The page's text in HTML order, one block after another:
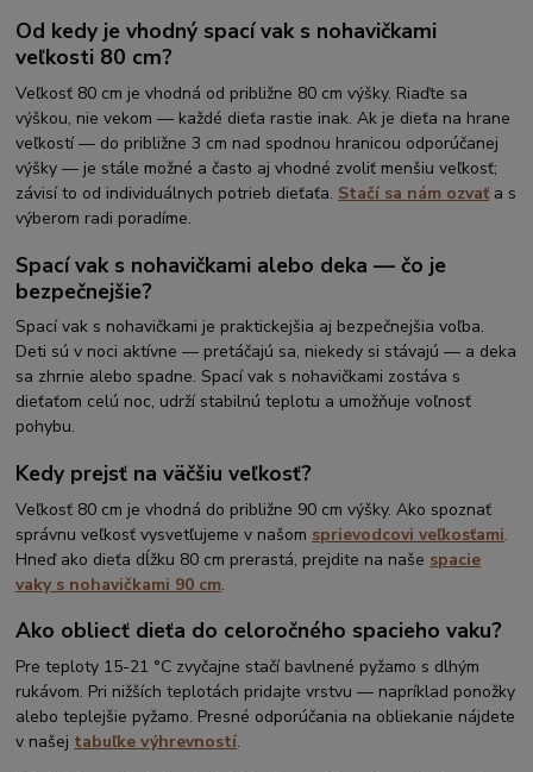
Od kedy je vhodný spací vak s nohavičkami
veľkosti 80 cm?
Veľkosť 80 cm je vhodná od približne 80 cm výšky. Riaďte sa
výškou, nie vekom — každé dieťa rastie inak. Ak je dieťa na hrane
veľkostí — do približne 3 cm nad spodnou hranicou odporúčanej
výšky — je stále možné a často aj vhodné zvoliť menšiu veľkosť;
závisí to od individuálnych potrieb dieťaťa. Stačí sa nám ozvaťa s
výberom radi poradíme.
Spací vak s nohavičkami alebo deka — čo je
bezpečnejšie?
Spací vak s nohavičkami je praktickejšia aj bezpečnejšia voľba.
Deti sú v noci aktívne — pretáčajú sa, niekedy si stávajú — a deka
sa zhrnie alebo spadne. Spací vak s nohavičkami zostáva s
dieťaťom celú noc, udrží stabilnú teplotu a umožňuje voľnosť
pohybu.
Kedy prejsť na väčšiu veľkosť?
Veľkosť 80 cm je vhodná do približne 90 cm výšky. Ako spoznať
správnu veľkosť vysvetľujeme v našom sprievodcovi veľkosťami.
Hneď ako dieťa dĺžku 80 cm prerastá, prejdite na naše spacie
vaky s nohavičkami 90 cm.
Ako obliecť dieťa do celoročného spacieho vaku?
Pre teploty 15-21 °C zvyčajne stačí bavlnené pyžamo s dlhým
rukávom. Pri nižších teplotách pridajte vrstvu — napríklad ponožky
alebo teplejšie pyžamo. Presné odporúčania na obliekanie nájdete
v našej tabuľke výhrevností.